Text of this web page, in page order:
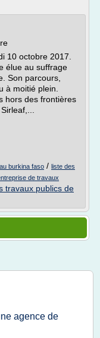
10 octobre 2017.
élue au suffrage
Son parcours,
à moitié plein.
hors des frontières
burkina faso / liste des
de travaux
travaux publics de
agence de